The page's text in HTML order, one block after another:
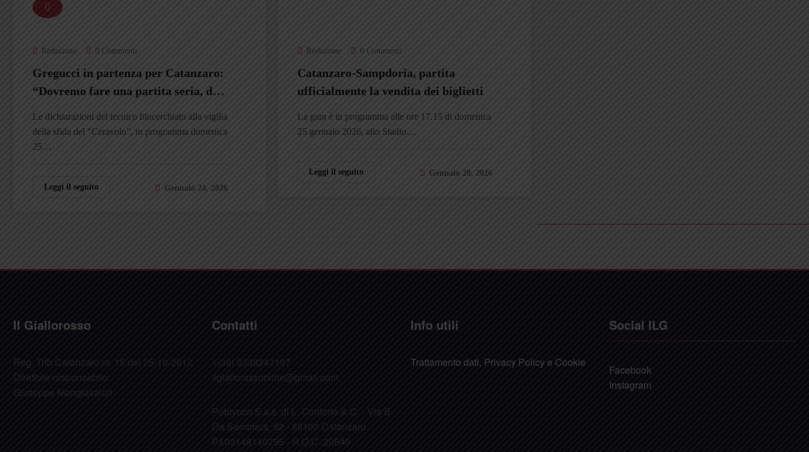
Redazione 0 Commenti
Gregucci in partenza per Catanzaro:
“Dovremo fare una partita seria, di
sono il top della categoria”
Le dichiarazioni del tecnico blucerchiato alla vigilia
della sfida del "Ceravolo", in programma domenica
25…
Leggi il seguito Gennaio 24, 2026
Redazione 0 Commenti
Catanzaro-Sampdoria, partita
ufficialmente la vendita dei biglietti
La gara è in programma alle ore 17.15 di domenica
25 gennaio 2026, allo Stadio…
Leggi il seguito Gennaio 20, 2026
Il Giallorosso
Reg. Trib Catanzaro nr. 15 del 25-10-2012
Direttore responsabile:
Giuseppe Mangiavalori
Contatti
+(39) 3338247197
ilgiallorossonline@gmail.com
Publycon S.a.s. di L. Conforto & C. - Via B.
Da Seminara, 52 - 88100 Catanzaro
P.I.03148140795 - R.O.C. 20849
Info utili
Trattamento dati, Privacy Policy e Cookie
Social ILG
Facebook
Instagram